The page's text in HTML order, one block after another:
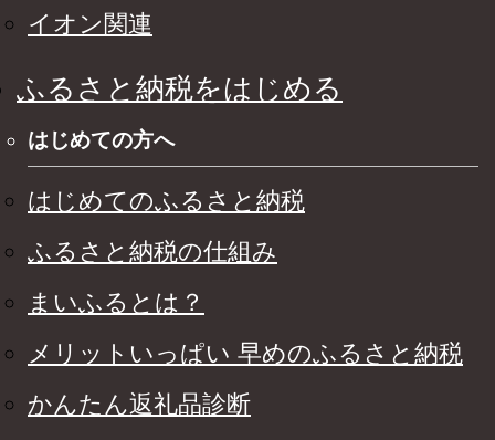
イオン関連
ふるさと納税をはじめる
はじめての方へ
はじめてのふるさと納税
ふるさと納税の仕組み
まいふるとは？
メリットいっぱい 早めのふるさと納税
かんたん返礼品診断